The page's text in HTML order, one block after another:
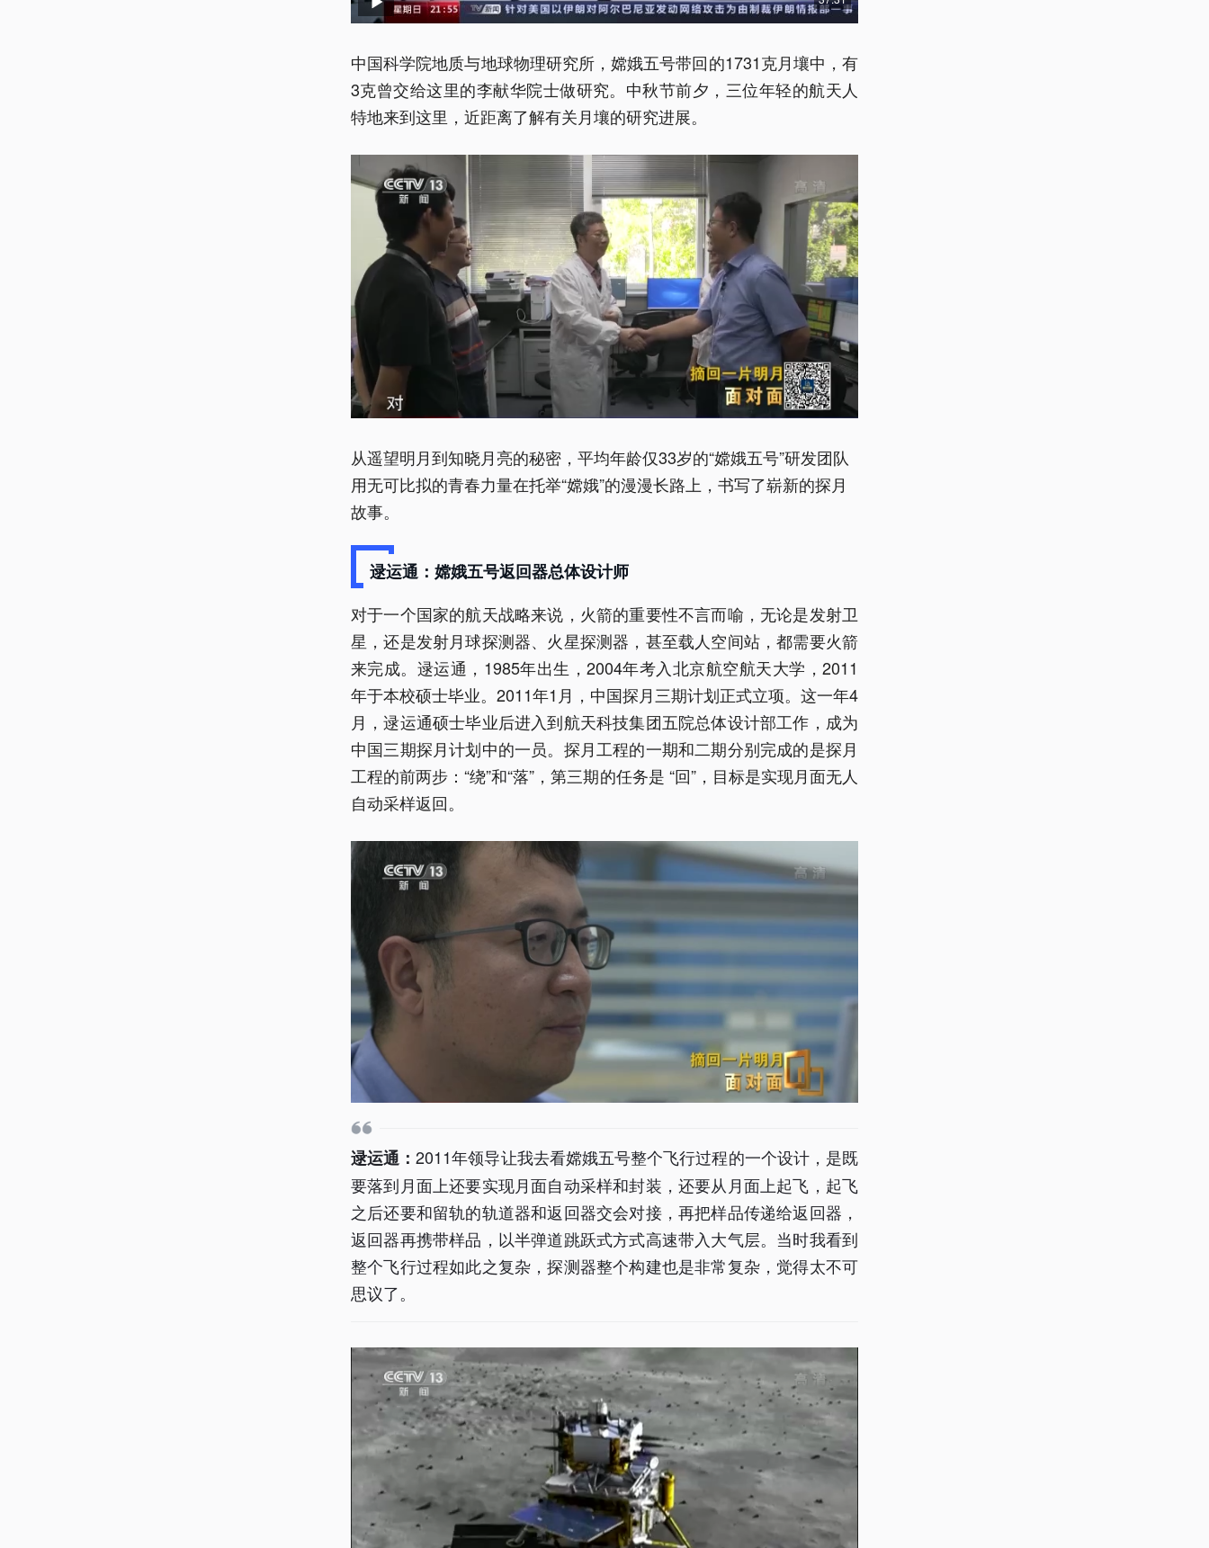
中国科学院地质与地球物理研究所，嫦娥五号带回的1731克月壤中，有
3克曾交给这里的李献华院士做研究。中秋节前夕，三位年轻的航天人
特地来到这里，近距离了解有关月壤的研究进展。
从遥望明月到知晓月亮的秘密，平均年龄仅33岁的“嫦娥五号”研发团队
用无可比拟的青春力量在托举“嫦娥”的漫漫长路上，书写了崭新的探月
故事。
逯运通：嫦娥五号返回器总体设计师
对于一个国家的航天战略来说，火箭的重要性不言而喻，无论是发射卫
星，还是发射月球探测器、火星探测器，甚至载人空间站，都需要火箭
来完成。逯运通，1985年出生，2004年考入北京航空航天大学，2011
年于本校硕士毕业。2011年1月，中国探月三期计划正式立项。这一年4
月，逯运通硕士毕业后进入到航天科技集团五院总体设计部工作，成为
中国三期探月计划中的一员。探月工程的一期和二期分别完成的是探月
工程的前两步：“绕”和“落”，第三期的任务是 “回”，目标是实现月面无人
自动采样返回。
逯运通：2011年领导让我去看嫦娥五号整个飞行过程的一个设计，是既
要落到月面上还要实现月面自动采样和封装，还要从月面上起飞，起飞
之后还要和留轨的轨道器和返回器交会对接，再把样品传递给返回器，
返回器再携带样品，以半弹道跳跃式方式高速带入大气层。当时我看到
整个飞行过程如此之复杂，探测器整个构建也是非常复杂，觉得太不可
思议了。